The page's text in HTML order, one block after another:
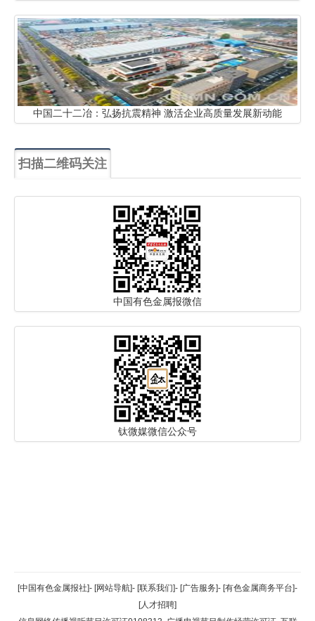
中国二十二冶：弘扬抗震精神 激活企业高质量发展新动能
扫描二维码关注
中国有色金属报微信
钛微媒微信公众号
返回顶部
返回首页
[中国有色金属报社]- [网站导航]- [联系我们]- [广告服务]- [有色金属商务平台]-
[人才招聘]